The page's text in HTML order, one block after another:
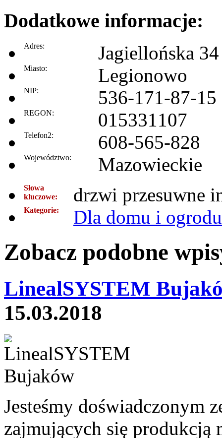
Dodatkowe informacje:
Adres: Jagiellońska 34
Miasto: Legionowo
NIP: 536-171-87-15
REGON: 015331107
Telefon2: 608-565-828
Województwo: Mazowieckie
Słowa
kluczowe:
drzwi przesuwne
Kategorie: Dla domu i ogrodu
Zobacz podobne
LinealSYSTEM
15.03.2018
Jesteśmy doświadczonym
zajmujących się produkcją